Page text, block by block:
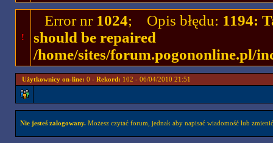
!
Error nr 1024; Opis błędu: 1194:
should be repaired
/home/sites/forum.pogononline.pl/
Użytkownicy on-line: 0 - Rekord: 102 - 06/04/2010 21:51
Nie jesteś zalogowany.Możesz czytać forum, jednak aby napisać wiadomość lub